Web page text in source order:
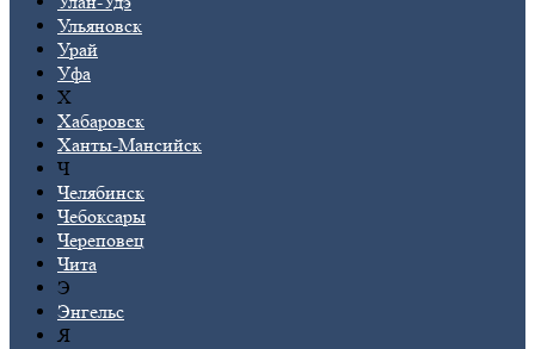
Ульяновск
Урай
Уфа
Х
Хабаровск
Ханты-Мансийск
Ч
Челябинск
Чебоксары
Череповец
Чита
Э
Энгельс
Я